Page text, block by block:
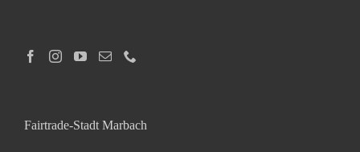
Fairtrade-Stadt Marbach